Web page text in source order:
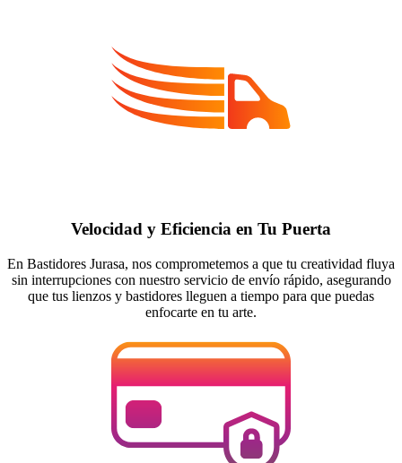
Velocidad y Eficiencia en Tu Puerta
En Bastidores Jurasa, nos comprometemos a que tu creatividad fluya
sin interrupciones con nuestro servicio de envío rápido, asegurando
que tus lienzos y bastidores lleguen a tiempo para que puedas
enfocarte en tu arte.